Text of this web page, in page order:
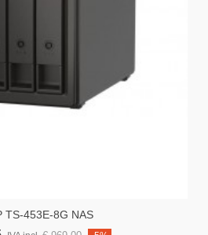
TS-453E-8G NAS